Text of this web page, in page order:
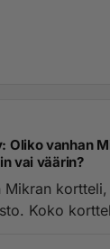
Oliko vanhan
vai väärin?
Mikran
Koko